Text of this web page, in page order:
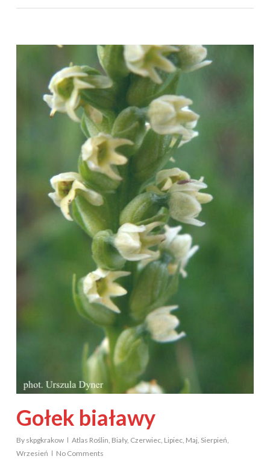
Gołek białawy
By skpgkrakow Atlas Roślin Biały, Czerwiec, Lipiec, Maj Sierpień
Wrzesień
No Comments